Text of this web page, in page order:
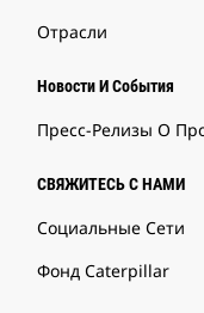
Отрасли
Новости И События
Пресс-Релизы О
СВЯЖИТЕСЬ С НАМИ
Социальные Сети
Фонд Caterpillar